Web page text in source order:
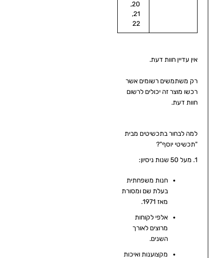
20,
21,
22
אין עדיין חוות דעת.
רק משתמשים רשומים אשר
רכשו מוצר זה יכולים לרשום
חוות דעת.
למה לבחור בתכשיטים מבית
"תכשיטי יוסף"?
1. מעל 50 שנות ניסיון:
חנות משפחתית
בעלת שם ומסורת
מאז 1971.
אלפי לקוחות
מרוצים לאורך
השנים.
מקצוענות ואיכות